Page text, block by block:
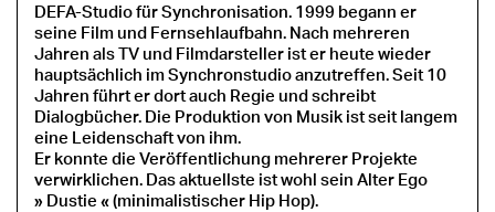
DEFA-Studio für Synchronisation. 1999 begann er
seine Film und Fernsehlaufbahn. Nach mehreren
Jahren als TV und Filmdarsteller ist er heute wieder
hauptsächlich im Synchronstudio anzutreffen. Seit 10
Jahren führt er dort auch Regie und schreibt
Dialogbücher. Die Produktion von Musik ist seit langem
eine Leidenschaft von ihm.
Er konnte die Veröffentlichung mehrerer Projekte
verwirklichen. Das aktuellste ist wohl sein Alter Ego
» Dustie « (minimalistischer Hip Hop).